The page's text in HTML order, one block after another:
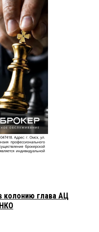
колонию глава АЦ